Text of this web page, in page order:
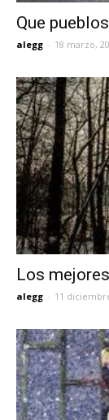
Que
alegg - 18 marzo,
Los
alegg - 11